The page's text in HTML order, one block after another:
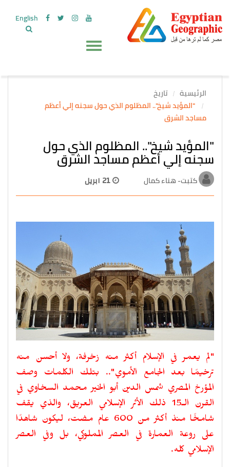
English
الرئيسية
تاريخ
"المؤيد شيخ".. المظلوم الذي حول سجنه إلي أعظم
مساجد الشرق
"المؤيد شيخ".. المظلوم الذي حول
سجنه إلي أعظم مساجد الشرق
كتبت- هناء كمال
"لم يعمر في الإسلام أكثر منه زخرفة، ولا أحسن منه
ترخيمًا بعد الجامع الأموي".. بتلك الكلمات وصف
المؤرخ المصري شمس الدين أبو الخير محمد السخاوي في
القرن الـ15 ذلك الأثر الإسلامي العريق، والذي يقف
شامخًا منذ أكثر من 600 عام مضت، ليكون شاهدًا
على روعة العمارة في العصر المملوكي، بل وفي العصر
الإسلامي كله.